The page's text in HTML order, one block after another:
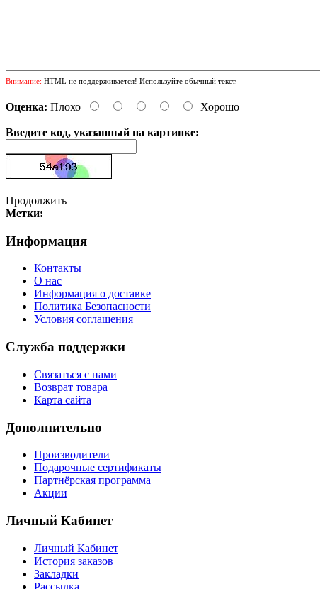
Внимание: HTML не поддерживается! Используйте обычный текст.
Оценка: Плохо Хорошо
Введите код, указанный на картинке:
Продолжить
Метки:
Информация
Контакты
О нас
Информация о доставке
Политика Безопасности
Условия соглашения
Служба поддержки
Связаться с нами
Возврат товара
Карта сайта
Дополнительно
Производители
Подарочные сертификаты
Партнёрская программа
Акции
Личный Кабинет
Личный Кабинет
История заказов
Закладки
Рассылка